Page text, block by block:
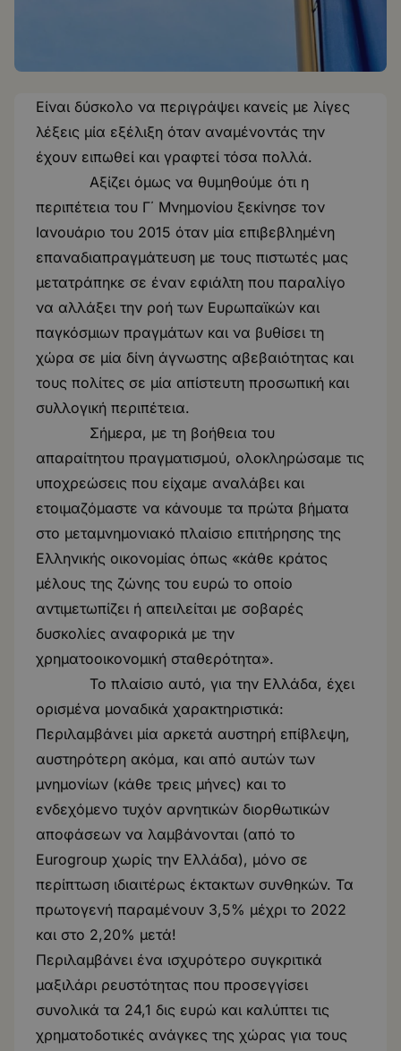
Είναι δύσκολο να περιγράψει κανείς με λίγες
λέξεις μία εξέλιξη όταν αναμένοντάς την
έχουν ειπωθεί και γραφτεί τόσα πολλά.
Αξίζει όμως να θυμηθούμε ότι η
περιπέτεια του Γ΄ Μνημονίου ξεκίνησε τον
Ιανουάριο του 2015 όταν μία επιβεβλημένη
επαναδιαπραγμάτευση με τους πιστωτές μας
μετατράπηκε σε έναν εφιάλτη που παραλίγο
να αλλάξει την ροή των Ευρωπαϊκών και
παγκόσμιων πραγμάτων και να βυθίσει τη
χώρα σε μία δίνη άγνωστης αβεβαιότητας και
τους πολίτες σε μία απίστευτη προσωπική και
συλλογική περιπέτεια.
Σήμερα, με τη βοήθεια του
απαραίτητου πραγματισμού, ολοκληρώσαμε τις
υποχρεώσεις που είχαμε αναλάβει και
ετοιμαζόμαστε να κάνουμε τα πρώτα βήματα
στο μεταμνημονιακό πλαίσιο επιτήρησης της
Ελληνικής οικονομίας όπως «κάθε κράτος
μέλους της ζώνης του ευρώ το οποίο
αντιμετωπίζει ή απειλείται με σοβαρές
δυσκολίες αναφορικά με την
χρηματοοικονομική σταθερότητα».
Το πλαίσιο αυτό, για την Ελλάδα, έχει
ορισμένα μοναδικά χαρακτηριστικά:
Περιλαμβάνει μία αρκετά αυστηρή επίβλεψη,
αυστηρότερη ακόμα, και από αυτών των
μνημονίων (κάθε τρεις μήνες) και το
ενδεχόμενο τυχόν αρνητικών διορθωτικών
αποφάσεων να λαμβάνονται (από το
Eurogroup χωρίς την Ελλάδα), μόνο σε
περίπτωση ιδιαιτέρως έκτακτων συνθηκών. Τα
πρωτογενή παραμένουν 3,5% μέχρι το 2022
και στο 2,20% μετά!
Περιλαμβάνει ένα ισχυρότερο συγκριτικά
μαξιλάρι ρευστότητας που προσεγγίσει
συνολικά τα 24,1 δις ευρώ και καλύπτει τις
χρηματοδοτικές ανάγκες της χώρας για τους